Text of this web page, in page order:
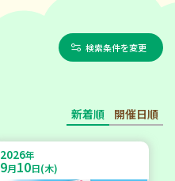
検索条件を変更
新着順 開催日順
2026年
9月10日(木)